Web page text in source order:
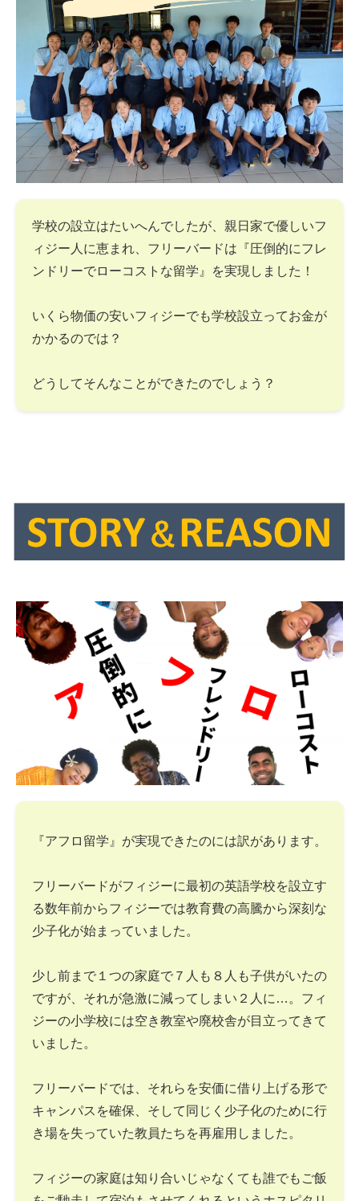
学校の設立はたいへんでしたが、親日家で優しいフ
ィジー人に恵まれ、フリーバードは『圧倒的にフレ
ンドリーでローコストな留学』を実現しました！
いくら物価の安いフィジーでも学校設立ってお金が
かかるのでは？
どうしてそんなことができたのでしょう？
『アフロ留学』が実現できたのには訳があります。
フリーバードがフィジーに最初の英語学校を設立す
る数年前からフィジーでは教育費の高騰から深刻な
少子化が始まっていました。
少し前まで１つの家庭で７人も８人も子供がいたの
ですが、それが急激に減ってしまい２人に…。フィ
ジーの小学校には空き教室や廃校舎が目立ってきて
いました。
フリーバードでは、それらを安価に借り上げる形で
キャンパスを確保、そして同じく少子化のために行
き場を失っていた教員たちを再雇用しました。
フィジーの家庭は知り合いじゃなくても誰でもご飯